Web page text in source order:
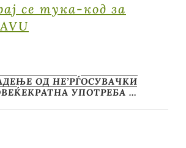
се тука-код за
ОД НЕ’РЃОСУВАЧКИ
УПОТРЕБА …